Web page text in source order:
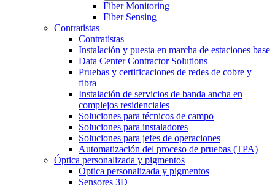
Fiber Monitoring
Fiber Sensing
Contratistas
Contratistas
Instalación y puesta en marcha de estaciones base
Data Center Contractor Solutions
Pruebas y certificaciones de redes de cobre y
fibra
Instalación de servicios de banda ancha en
complejos residenciales
Soluciones para técnicos de campo
Soluciones para instaladores
Soluciones para jefes de operaciones
Automatización del proceso de pruebas (TPA)
Óptica personalizada y pigmentos
Óptica personalizada y pigmentos
Sensores 3D